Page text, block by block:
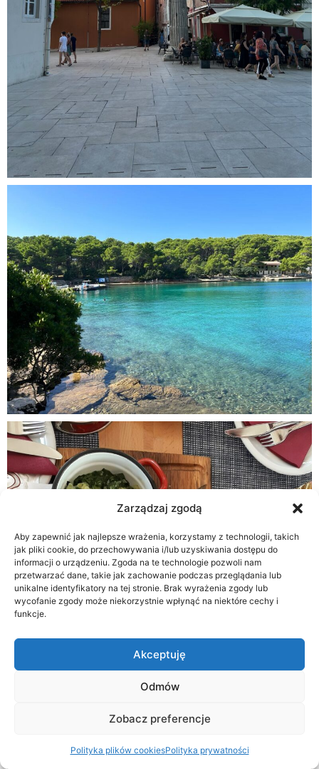
Zarządzaj zgodą
Aby zapewnić jak najlepsze wrażenia, korzystamy z technologii, takich
jak pliki cookie, do przechowywania i/lub uzyskiwania dostępu do
informacji o urządzeniu. Zgoda na te technologie pozwoli nam
przetwarzać dane, takie jak zachowanie podczas przeglądania lub
unikalne identyfikatory na tej stronie. Brak wyrażenia zgody lub
wycofanie zgody może niekorzystnie wpłynąć na niektóre cechy i
funkcje.
Akceptuję
Odmów
Zobacz preferencje
Polityka plików cookiesPolityka prywatności